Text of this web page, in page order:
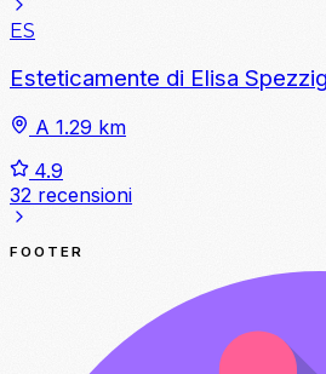
ES
Esteticamente di Elisa
A 1.29 km
4.9
32 recensioni
FOOTER